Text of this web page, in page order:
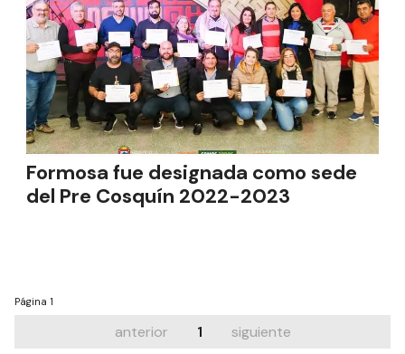
Formosa fue designada como sede
del Pre Cosquín 2022-2023
Página 1
anterior 1 siguiente